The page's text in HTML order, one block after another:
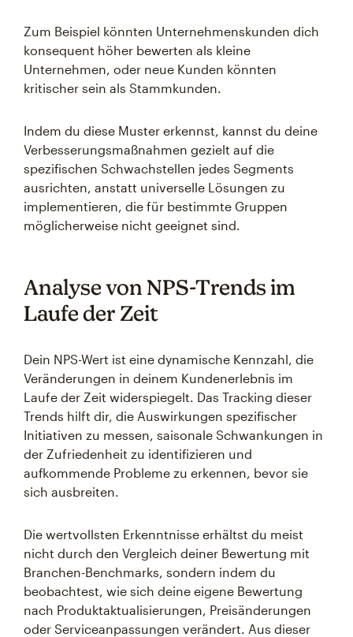
Zum Beispiel könnten Unternehmenskunden dich
konsequent höher bewerten als kleine
Unternehmen, oder neue Kunden könnten
kritischer sein als Stammkunden.
Indem du diese Muster erkennst, kannst du deine
Verbesserungsmaßnahmen gezielt auf die
spezifischen Schwachstellen jedes Segments
ausrichten, anstatt universelle Lösungen zu
implementieren, die für bestimmte Gruppen
möglicherweise nicht geeignet sind.
Analyse von NPS-Trends im
Laufe der Zeit
Dein NPS-Wert ist eine dynamische Kennzahl, die
Veränderungen in deinem Kundenerlebnis im
Laufe der Zeit widerspiegelt. Das Tracking dieser
Trends hilft dir, die Auswirkungen spezifischer
Initiativen zu messen, saisonale Schwankungen in
der Zufriedenheit zu identifizieren und
aufkommende Probleme zu erkennen, bevor sie
sich ausbreiten.
Die wertvollsten Erkenntnisse erhältst du meist
nicht durch den Vergleich deiner Bewertung mit
Branchen-Benchmarks, sondern indem du
beobachtest, wie sich deine eigene Bewertung
nach Produktaktualisierungen, Preisänderungen
oder Serviceanpassungen verändert. Aus dieser